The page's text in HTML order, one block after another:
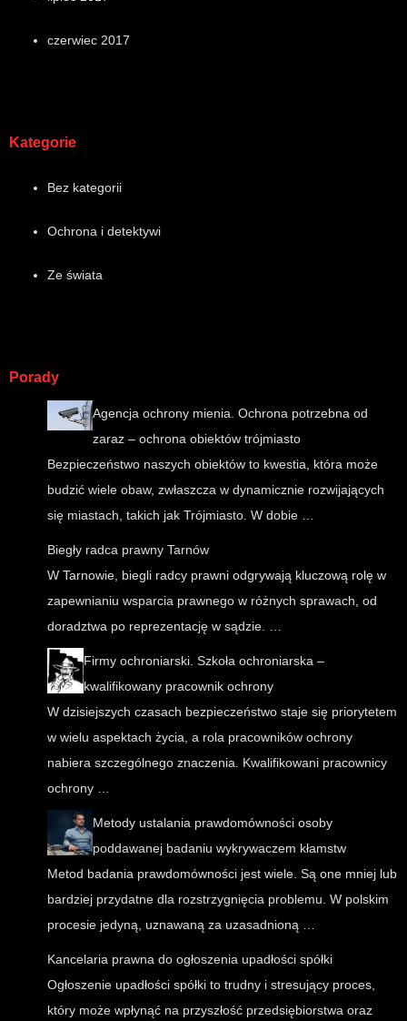
czerwiec 2017
Kategorie
Bez kategorii
Ochrona i detektywi
Ze świata
Porady
Agencja ochrony mienia. Ochrona potrzebna od
zaraz – ochrona obiektów trójmiasto
Bezpieczeństwo naszych obiektów to kwestia, która może
budzić wiele obaw, zwłaszcza w dynamicznie rozwijających
się miastach, takich jak Trójmiasto. W dobie …
Biegły radca prawny Tarnów
W Tarnowie, biegli radcy prawni odgrywają kluczową rolę w
zapewnianiu wsparcia prawnego w różnych sprawach, od
doradztwa po reprezentację w sądzie. …
Firmy ochroniarski. Szkoła ochroniarska –
kwalifikowany pracownik ochrony
W dzisiejszych czasach bezpieczeństwo staje się priorytetem
w wielu aspektach życia, a rola pracowników ochrony
nabiera szczególnego znaczenia. Kwalifikowani pracownicy
ochrony …
Metody ustalania prawdomówności osoby
poddawanej badaniu wykrywaczem kłamstw
Metod badania prawdomówności jest wiele. Są one mniej lub
bardziej przydatne dla rozstrzygnięcia problemu. W polskim
procesie jedyną, uznawaną za uzasadnioną …
Kancelaria prawna do ogłoszenia upadłości spółki
Ogłoszenie upadłości spółki to trudny i stresujący proces,
który może wpłynąć na przyszłość przedsiębiorstwa oraz